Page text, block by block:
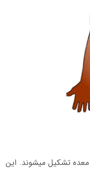
تشکیل میشوند. این